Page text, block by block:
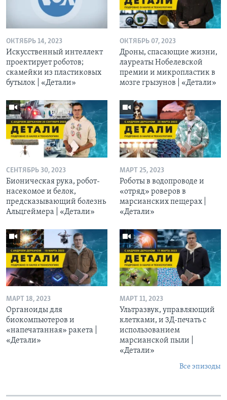
ОКТЯБРЬ 14, 2023
Искусственный интеллект
проектирует роботов;
скамейки из пластиковых
бутылок | «Детали»
ОКТЯБРЬ 07, 2023
Дроны, спасающие жизни,
лауреаты Нобелевской
премии и микропластик в
мозге грызунов | «Детали»
СЕНТЯБРЬ 30, 2023
Бионическая рука, робот-
насекомое и белок,
предсказывающий болезнь
Альцгеймера | «Детали»
МАРТ 25, 2023
Роботы в водопроводе и
«отряд» роверов в
марсианских пещерах |
«Детали»
МАРТ 18, 2023
Органоиды для
биокомпьютеров и
«напечатанная» ракета |
«Детали»
МАРТ 11, 2023
Ультразвук, управляющий
клетками, и 3Д-печать c
использованием
марсианской пыли |
«Детали»
Все эпизоды